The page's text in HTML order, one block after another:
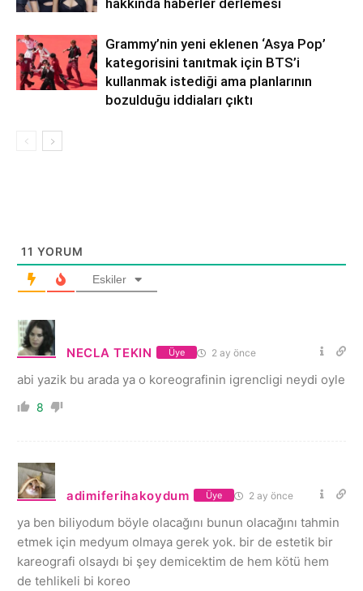
Grammy’nin yeni eklenen ‘Asya Pop’
kategorisini tanıtmak için BTS’i
kullanmak istediği ama planlarının
bozulduğu iddiaları çıktı
11 YORUM
Eskiler
NECLA TEKIN Üye 2 ay önce
abi yazik bu arada ya o koreografinin igrencligi neydi oyle
8
adimiferihakoydum Üye 2 ay önce
ya ben biliyodum böyle olacağını bunun olacağını tahmin
etmek için medyum olmaya gerek yok. bir de estetik bir
kareografi olsaydı bi şey demicektim de hem kötü hem
de tehlikeli bi koreo